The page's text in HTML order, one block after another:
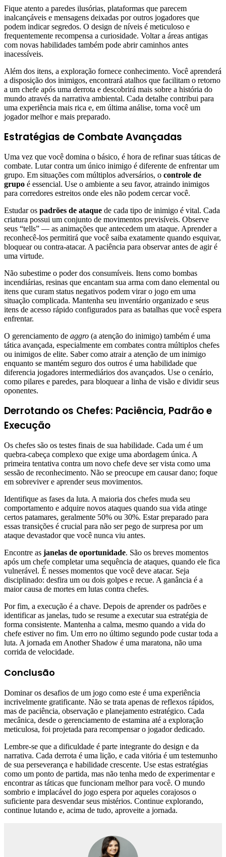
Fique atento a paredes ilusórias, plataformas que parecem
inalcançáveis e mensagens deixadas por outros jogadores que
podem indicar segredos. O design de níveis é meticuloso e
frequentemente recompensa a curiosidade. Voltar a áreas antigas
com novas habilidades também pode abrir caminhos antes
inacessíveis.
Além dos itens, a exploração fornece conhecimento. Você aprenderá
a disposição dos inimigos, encontrará atalhos que facilitam o retorno
a um chefe após uma derrota e descobrirá mais sobre a história do
mundo através da narrativa ambiental. Cada detalhe contribui para
uma experiência mais rica e, em última análise, torna você um
jogador melhor e mais preparado.
Estratégias de Combate Avançadas
Uma vez que você domina o básico, é hora de refinar suas táticas de
combate. Lutar contra um único inimigo é diferente de enfrentar um
grupo. Em situações com múltiplos adversários, o controle de
grupo é essencial. Use o ambiente a seu favor, atraindo inimigos
para corredores estreitos onde eles não podem cercar você.
Estudar os padrões de ataque de cada tipo de inimigo é vital. Cada
criatura possui um conjunto de movimentos previsíveis. Observe
seus “tells” — as animações que antecedem um ataque. Aprender a
reconhecê-los permitirá que você saiba exatamente quando esquivar,
bloquear ou contra-atacar. A paciência para observar antes de agir é
uma virtude.
Não subestime o poder dos consumíveis. Itens como bombas
incendiárias, resinas que encantam sua arma com dano elemental ou
itens que curam status negativos podem virar o jogo em uma
situação complicada. Mantenha seu inventário organizado e seus
itens de acesso rápido configurados para as batalhas que você espera
enfrentar.
O gerenciamento de aggro (a atenção do inimigo) também é uma
tática avançada, especialmente em combates contra múltiplos chefes
ou inimigos de elite. Saber como atrair a atenção de um inimigo
enquanto se mantém seguro dos outros é uma habilidade que
diferencia jogadores intermediários dos avançados. Use o cenário,
como pilares e paredes, para bloquear a linha de visão e dividir seus
oponentes.
Derrotando os Chefes: Paciência, Padrão e
Execução
Os chefes são os testes finais de sua habilidade. Cada um é um
quebra-cabeça complexo que exige uma abordagem única. A
primeira tentativa contra um novo chefe deve ser vista como uma
sessão de reconhecimento. Não se preocupe em causar dano; foque
em sobreviver e aprender seus movimentos.
Identifique as fases da luta. A maioria dos chefes muda seu
comportamento e adquire novos ataques quando sua vida atinge
certos patamares, geralmente 50% ou 30%. Estar preparado para
essas transições é crucial para não ser pego de surpresa por um
ataque devastador que você nunca viu antes.
Encontre as janelas de oportunidade. São os breves momentos
após um chefe completar uma sequência de ataques, quando ele fica
vulnerável. É nesses momentos que você deve atacar. Seja
disciplinado: desfira um ou dois golpes e recue. A ganância é a
maior causa de mortes em lutas contra chefes.
Por fim, a execução é a chave. Depois de aprender os padrões e
identificar as janelas, tudo se resume a executar sua estratégia de
forma consistente. Mantenha a calma, mesmo quando a vida do
chefe estiver no fim. Um erro no último segundo pode custar toda a
luta. A jornada em Another Shadow é uma maratona, não uma
corrida de velocidade.
Conclusão
Dominar os desafios de um jogo como este é uma experiência
incrivelmente gratificante. Não se trata apenas de reflexos rápidos,
mas de paciência, observação e planejamento estratégico. Cada
mecânica, desde o gerenciamento de estamina até a exploração
meticulosa, foi projetada para recompensar o jogador dedicado.
Lembre-se que a dificuldade é parte integrante do design e da
narrativa. Cada derrota é uma lição, e cada vitória é um testemunho
de sua perseverança e habilidade crescente. Use estas estratégias
como um ponto de partida, mas não tenha medo de experimentar e
encontrar as táticas que funcionam melhor para você. O mundo
sombrio e implacável do jogo espera por aqueles corajosos o
suficiente para desvendar seus mistérios. Continue explorando,
continue lutando e, acima de tudo, aproveite a jornada.